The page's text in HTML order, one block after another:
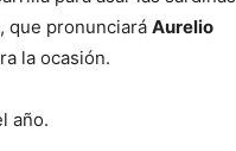
que pronunciará Aurelio
la ocasión.
año.